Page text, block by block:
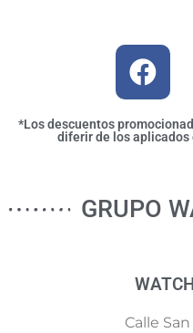
*Los descuentos
diferir de los
GRUPO
Calle